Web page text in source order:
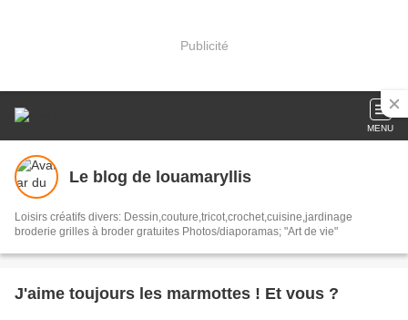
Publicité
MENU
Le blog de louamaryllis
Loisirs créatifs divers: Dessin,couture,tricot,crochet,cuisine,jardinage
broderie grilles à broder gratuites Photos/diaporamas; "Art de vie"
J'aime toujours les marmottes ! Et vous ?